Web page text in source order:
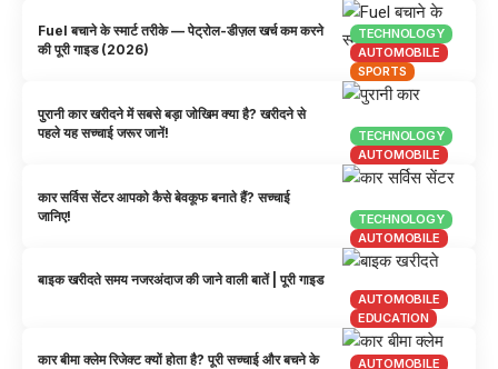
TECHNOLOGY
AUTOMOBILE
SPORTS
Fuel बचाने के स्मार्ट तरीके — पेट्रोल-डीज़ल खर्च कम करने
की पूरी गाइड (2026)
TECHNOLOGY
AUTOMOBILE
पुरानी कार खरीदने में सबसे बड़ा जोखिम क्या है? खरीदने से
पहले यह सच्चाई जरूर जानें!
TECHNOLOGY
AUTOMOBILE
कार सर्विस सेंटर आपको कैसे बेवकूफ बनाते हैं? सच्चाई
जानिए!
AUTOMOBILE
EDUCATION
बाइक खरीदते समय नजरअंदाज की जाने वाली बातें | पूरी गाइड
AUTOMOBILE
कार बीमा क्लेम रिजेक्ट क्यों होता है? पूरी सच्चाई और बचने के